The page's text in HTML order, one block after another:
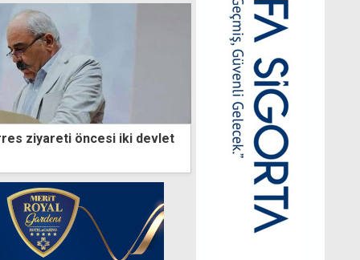
ziyareti öncesi iki devlet